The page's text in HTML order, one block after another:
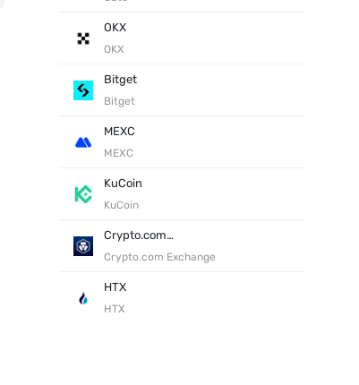
OKX
OKX
Bitget
Bitget
MEXC
MEXC
KuCoin
KuCoin
Crypto.com Exchange
Crypto.com Exchange
HTX
HTX